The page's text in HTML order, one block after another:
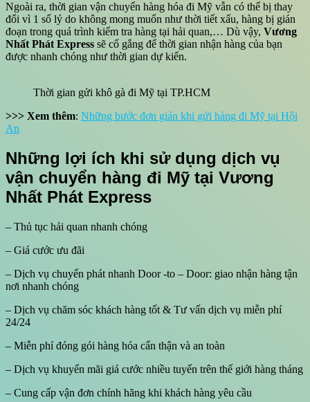
Ngoài ra, thời gian vận chuyển hàng hóa đi Mỹ vẫn có thể bị thay
đổi vì 1 số lý do không mong muốn như thời tiết xấu, hàng bị gián
đoạn trong quá trình kiểm tra hàng tại hải quan,… Dù vậy, Vương
Nhất Phát Express sẽ cố gắng để thời gian nhận hàng của bạn
được nhanh chóng như thời gian dự kiến.
Thời gian gửi khô gà đi Mỹ tại TP.HCM
>>> Xem thêm: Những bước đơn giản khi gửi hàng đi Mỹ tại Hội
An
Những lợi ích khi sử dụng dịch vụ
vận chuyển hàng đi Mỹ tại Vương
Nhất Phát Express
– Thủ tục hải quan nhanh chóng
– Giá cước ưu đãi
– Dịch vụ chuyển phát nhanh Door -to – Door: giao nhận hàng tận
nơi nhanh chóng
– Dịch vụ chăm sóc khách hàng tốt & Tư vấn dịch vụ miễn phí
24/24
– Miễn phí đóng gói hàng hóa cẩn thận và an toàn
– Dịch vụ khuyến mãi giá cước nhiều tuyến trên thế giới hàng tháng
– Cung cấp vận đơn chính hãng khi khách hàng yêu cầu